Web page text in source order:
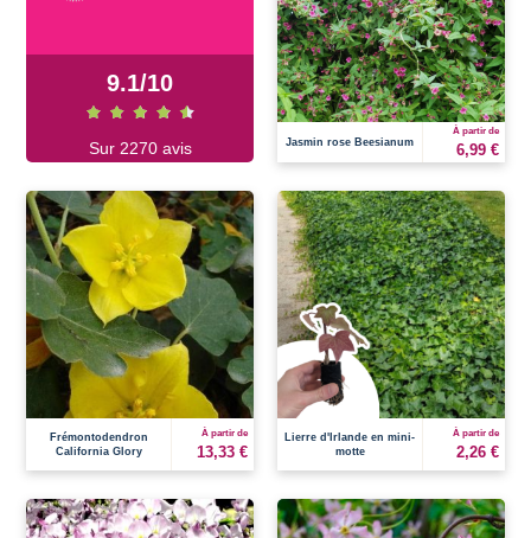
9.1/10
Sur 2270 avis Jasmin rose Beesianum
À partir de
6,99 €
Frémontodendron
California Glory
À partir de
13,33 €
Lierre d'Irlande en mini-
motte
À partir de
2,26 €